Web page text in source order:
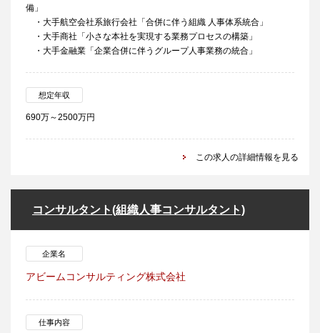
備」
・大手航空会社系旅行会社「合併に伴う組織 人事体系統合」
・大手商社「小さな本社を実現する業務プロセスの構築」
・大手金融業「企業合併に伴うグループ人事業務の統合」
想定年収
690万～2500万円
この求人の詳細情報を見る
コンサルタント(組織人事コンサルタント)
企業名
アビームコンサルティング株式会社
仕事内容